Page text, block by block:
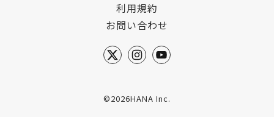
利用規約
お問い合わせ
©2026HANA Inc.